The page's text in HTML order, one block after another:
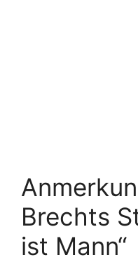
Brechts
ist Mann“